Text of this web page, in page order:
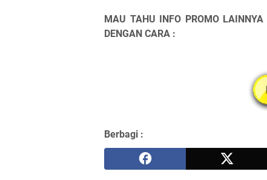
MAU TAHU INFO PROMO
DENGAN CARA :
Berbagi :